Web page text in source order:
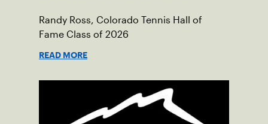
Randy Ross, Colorado Tennis Hall of
Fame Class of 2026
READ MORE